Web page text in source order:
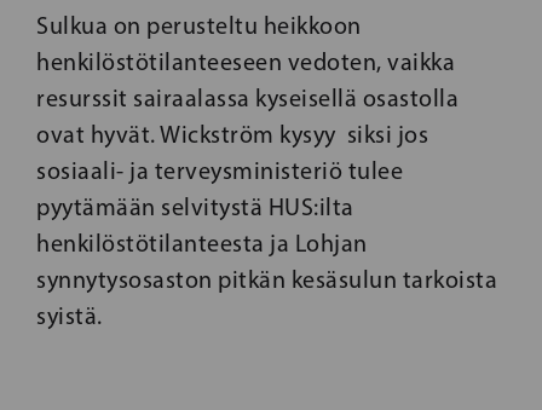
Sulkua on perusteltu heikkoon
henkilöstötilanteeseen vedoten, vaikka
resurssit sairaalassa kyseisellä osastolla
ovat hyvät. Wickström kysyy siksi jos
sosiaali- ja terveysministeriö tulee
pyytämään selvitystä HUS:ilta
henkilöstötilanteesta ja Lohjan
synnytysosaston pitkän kesäsulun tarkoista
syistä.